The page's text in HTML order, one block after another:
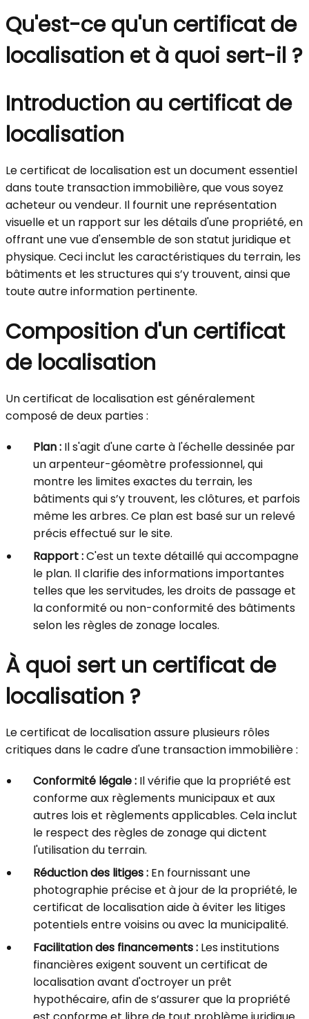
Qu'est-ce qu'un certificat de
localisation et à quoi sert-il ?
Introduction au certificat de
localisation
Le certificat de localisation est un document essentiel
dans toute transaction immobilière, que vous soyez
acheteur ou vendeur. Il fournit une représentation
visuelle et un rapport sur les détails d'une propriété, en
offrant une vue d'ensemble de son statut juridique et
physique. Ceci inclut les caractéristiques du terrain, les
bâtiments et les structures qui s’y trouvent, ainsi que
toute autre information pertinente.
Composition d'un certificat
de localisation
Un certificat de localisation est généralement
composé de deux parties :
Plan : Il s'agit d'une carte à l'échelle dessinée par
un arpenteur-géomètre professionnel, qui
montre les limites exactes du terrain, les
bâtiments qui s’y trouvent, les clôtures, et parfois
même les arbres. Ce plan est basé sur un relevé
précis effectué sur le site.
Rapport :C'est un texte détaillé qui accompagne
le plan. Il clarifie des informations importantes
telles que les servitudes, les droits de passage et
la conformité ou non-conformité des bâtiments
selon les règles de zonage locales.
À quoi sert un certificat de
localisation ?
Le certificat de localisation assure plusieurs rôles
critiques dans le cadre d'une transaction immobilière :
Conformité légale : Il vérifie que la propriété est
conforme aux règlements municipaux et aux
autres lois et règlements applicables. Cela inclut
le respect des règles de zonage qui dictent
l'utilisation du terrain.
Réduction des litiges : En fournissant une
photographie précise et à jour de la propriété, le
certificat de localisation aide à éviter les litiges
potentiels entre voisins ou avec la municipalité.
Facilitation des financements : Les institutions
financières exigent souvent un certificat de
localisation avant d'octroyer un prêt
hypothécaire, afin de s’assurer que la propriété